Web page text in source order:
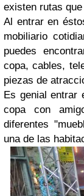
existen rutas
Al entrar en
mobiliario
puedes
copa, cables,
piezas de
Es genial entrar
copa con
diferentes
una de las